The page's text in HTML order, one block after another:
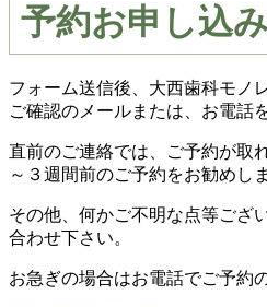
予約お申し込
フォーム送信後、大西歯科モノ
ご確認のメールまたは、お電話
直前のご連絡では、ご予約が取
～３週間前のご予約をお勧めし
その他、何かご不明な点等ござ
合わせ下さい。
お急ぎの場合はお電話でご予約